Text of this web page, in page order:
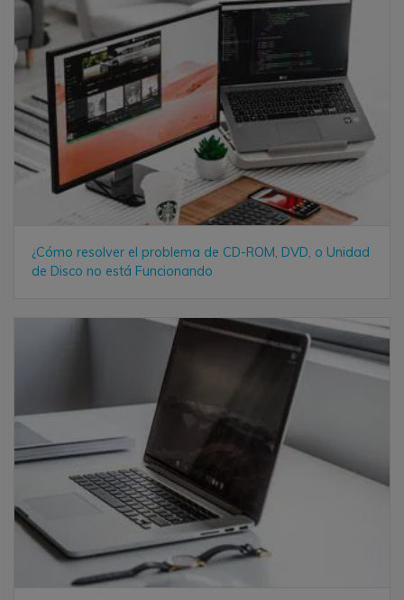
¿Cómo resolver el problema de CD-ROM, DVD, o Unidad
de Disco no está Funcionando